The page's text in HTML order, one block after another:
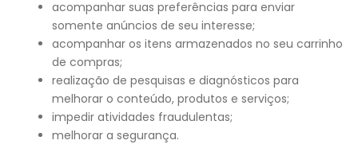
acompanhar suas preferências para enviar
somente anúncios de seu interesse;
acompanhar os itens armazenados no seu carrinho
de compras;
realização de pesquisas e diagnósticos para
melhorar o conteúdo, produtos e serviços;
impedir atividades fraudulentas;
melhorar a segurança.